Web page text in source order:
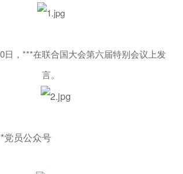
，***在联合国大会第六届特别会议上发
言。
员公众号